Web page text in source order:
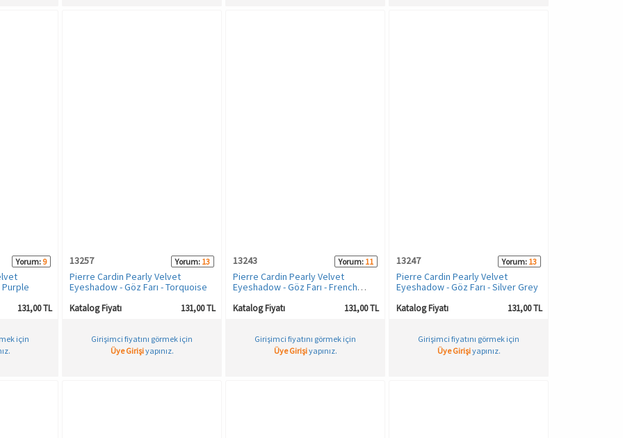
Yorum: 9
Purple
131,00 TL
için
13257 Yorum: 13
Pierre Cardin Pearly Velvet
Eyeshadow - Göz Farı - Torquoise
Katalog Fiyatı 131,00 TL
Girişimci fiyatını görmek için
Üye Girişiyapınız.
13243 Yorum: 11
Pierre Cardin Pearly Velvet
Eyeshadow - Göz Farı - French
Katalog Fiyatı 131,00 TL
Girişimci fiyatını görmek için
Üye Girişiyapınız.
13247 Yorum: 13
Pierre Cardin Pearly Velvet
Eyeshadow - Göz Farı - Silver Grey
Katalog Fiyatı 131,00 TL
Girişimci fiyatını görmek için
Üye Girişiyapınız.